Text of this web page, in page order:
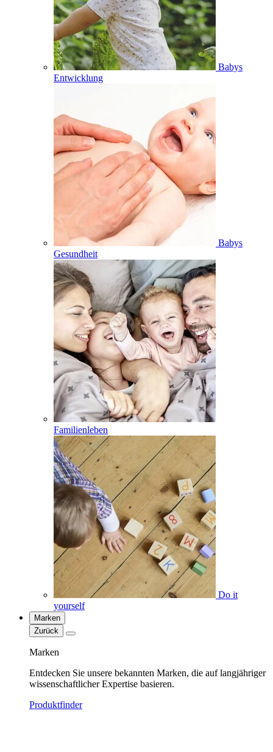
Babys
Entwicklung
Babys
Gesundheit
Familienleben
Do it
yourself
Marken
Zurück
Marken
Entdecken Sie unsere bekannten Marken, die auf langjähriger
wissenschaftlicher Expertise basieren.
Produktfinder